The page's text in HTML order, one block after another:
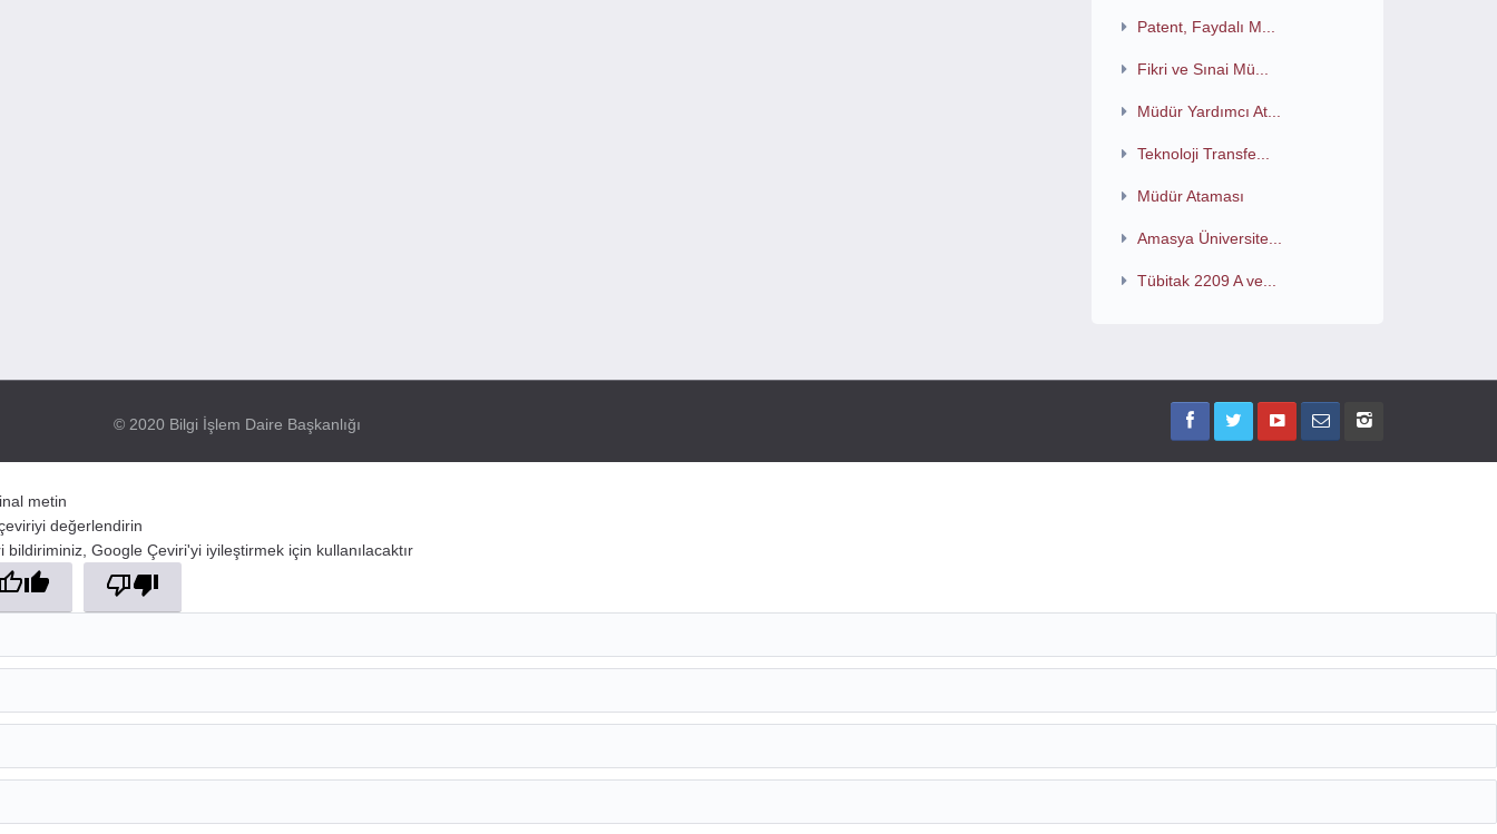
Patent, Faydalı M...
Fikri ve Sınai Mü...
Müdür Yardımcı At...
Teknoloji Transfe...
Müdür Ataması
Amasya Üniversite...
Tübitak 2209 A ve...
© 2020 Bilgi İşlem Daire Başkanlığı
metin
değerlendirin
bildiriminiz, Google Çeviri'yi iyileştirmek için kullanılacaktır